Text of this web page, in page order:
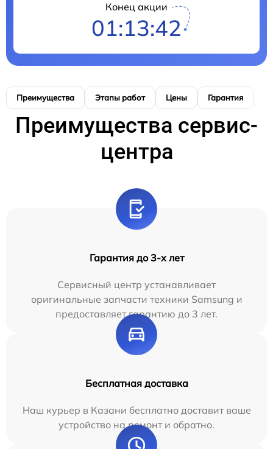
Конец акции
01:13:41
Преимущества Этапы работ Цены Гарантия
Преимущества сервис-
центра
Гарантия до 3-х лет
Сервисный центр устанавливает
оригинальные запчасти техники Samsung и
предоставляет гарантию до 3 лет.
Бесплатная доставка
Наш курьер в Казани бесплатно доставит ваше
устройство на ремонт и обратно.